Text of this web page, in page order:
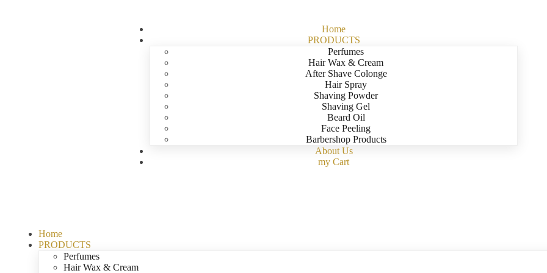
Home
PRODUCTS
Perfumes
Hair Wax & Cream
After Shave Colonge
Hair Spray
Shaving Powder
Shaving Gel
Beard Oil
Face Peeling
Barbershop Products
About Us
my Cart
Home
PRODUCTS
Perfumes
Hair Wax & Cream